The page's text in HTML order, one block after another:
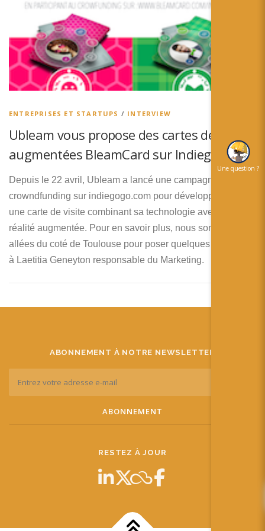
日本語
Español
ENTREPRISES ET STARTUPS / INTERVIEW
Ubleam vous propose des cartes de visites
augmentées BleamCard sur Indiegogo
Depuis le 22 avril, Ubleam a lancé une campagne de
crowndfunding sur indiegogo.com pour développement
une carte de visite combinant sa technologie avec de la
réalité augmentée. Pour en savoir plus, nous sommes
allées du coté de Toulouse pour poser quelques questions
à Laetitia Geneyton responsable du Marketing.
ABONNEMENT À NOTRE NEWSLETTER
RESTEZ À JOUR
Une question ?